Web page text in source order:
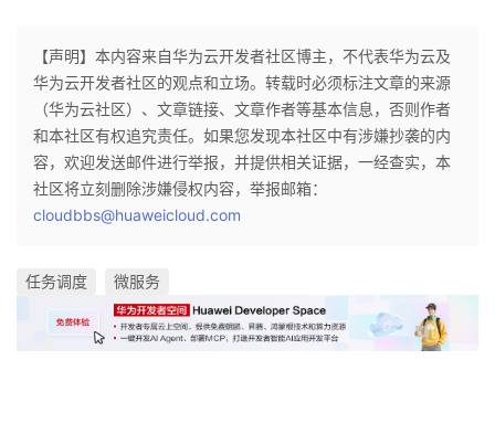
【声明】本内容来自华为云开发者社区博主，不代表华为云及
华为云开发者社区的观点和立场。转载时必须标注文章的来源
（华为云社区）、文章链接、文章作者等基本信息，否则作者
和本社区有权追究责任。如果您发现本社区中有涉嫌抄袭的内
容，欢迎发送邮件进行举报，并提供相关证据，一经查实，本
社区将立刻删除涉嫌侵权内容，举报邮箱：
cloudbbs@huaweicloud.com
任务调度 微服务